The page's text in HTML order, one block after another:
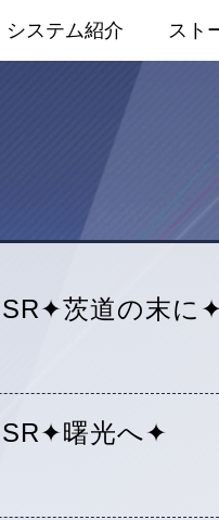
システム紹介 スト
茨道の末に
曙光へ✦